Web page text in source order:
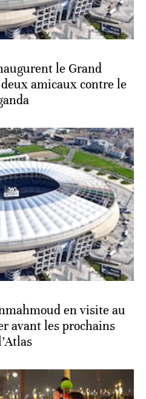
le Grand
deux amicaux contre le
en visite au
avant les prochains